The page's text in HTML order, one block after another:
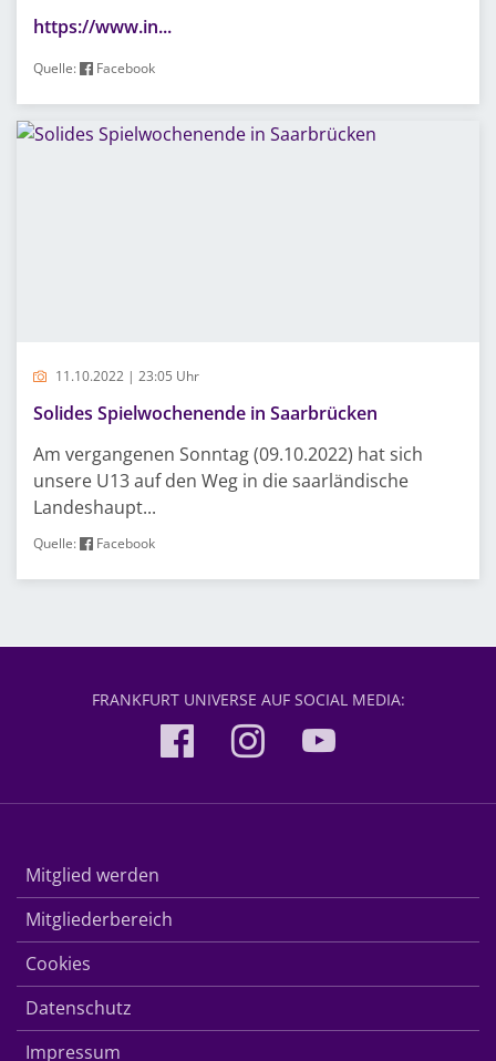
https://www.in...
Quelle: Facebook
11.10.2022 | 23:05 Uhr
Solides Spielwochenende in Saarbrücken
Am vergangenen Sonntag (09.10.2022) hat sich
unsere U13 auf den Weg in die saarländische
Landeshaupt...
Quelle: Facebook
FRANKFURT UNIVERSE AUF SOCIAL MEDIA:
Mitglied werden
Mitgliederbereich
Cookies
Datenschutz
Impressum